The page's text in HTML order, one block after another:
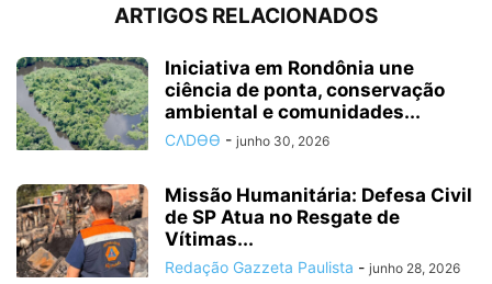
ARTIGOS RELACIONADOS
Iniciativa em Rondônia une
ciência de ponta, conservação
ambiental e comunidades...
CΛDӨӨ - junho 30, 2026
Missão Humanitária: Defesa Civil
de SP Atua no Resgate de
Vítimas...
Redação Gazzeta Paulista - junho 28, 2026